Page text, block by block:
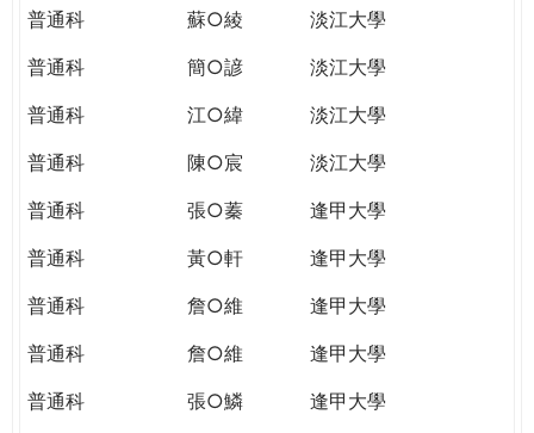
普通科
蘇○綾
淡江大學
普通科
簡○諺
淡江大學
普通科
江○緯
淡江大學
普通科
陳○宸
淡江大學
普通科
張○蓁
逢甲大學
普通科
黃○軒
逢甲大學
普通科
詹○維
逢甲大學
普通科
詹○維
逢甲大學
普通科
張○鱗
逢甲大學